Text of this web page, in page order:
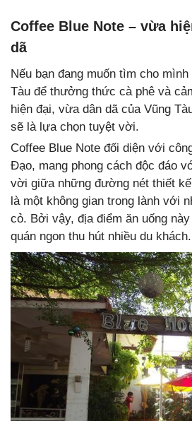
Coffee Blue Note – vừa
dã
Nếu bạn đang muốn tìm cho
Tàu để thưởng thức cà phê và
hiện đại, vừa dân dã của Vũng
sẽ là lựa chọn tuyệt vời.
Coffee Blue Note đối diện với
Đạo, mang phong cách độc đáo
vời giữa những đường nét thiết
là một không gian trong lành với
cỏ. Bởi vậy, địa điểm ăn uống
quán ngon thu hút nhiều du khách.